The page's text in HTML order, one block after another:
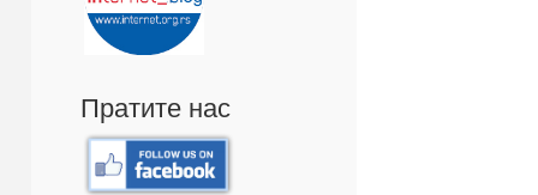
Пратите нас